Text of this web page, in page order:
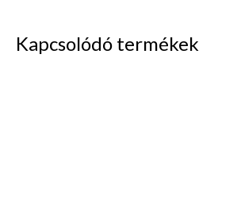
Kapcsolódó termékek